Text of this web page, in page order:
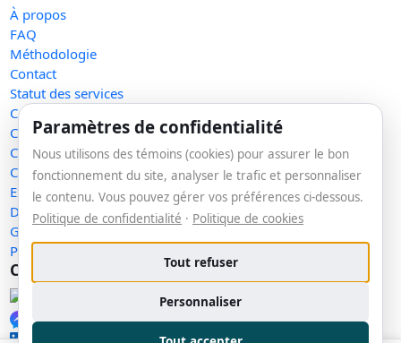
À propos
FAQ
Méthodologie
Contact
Statut des services
Confidentialité
Conditions d'utilisation
Conditions de vente
Cookies
Exercer mes droits
Demande de retrait
Gérer les témoins
Plan du site
Communauté
Messenger
Paramètres de confidentialité
Nous utilisons des témoins (cookies) pour assurer le bon
fonctionnement du site, analyser le trafic et personnaliser
le contenu. Vous pouvez gérer vos préférences ci-dessous.
Politique de confidentialité · Politique de cookies
Tout refuser
Personnaliser